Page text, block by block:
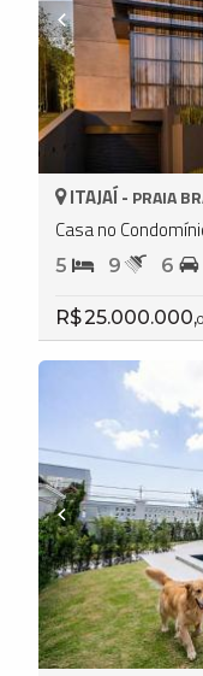
ITAJAÍ - PRAIA
Casa no
5 9 6
R$ 25.000.000,